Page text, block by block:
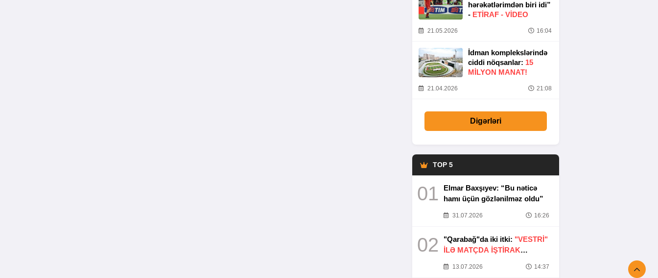
hərəkətlərimdən biri idi”
- ETIRAF - VİDEO
21.05.2026 16:04
İdman komplekslərində
ciddi nöqsanlar: 15
MILYON MANAT!
21.04.2026 21:08
Digərləri
TOP 5
01
Elmar Baxşıyev: “Bu nəticə
hamı üçün gözlənilməz oldu”
31.07.2026 16:26
02 "Qarabağ"da iki itki: "VESTRİ"
İLƏ MATÇDA İŞTİRAK
13.07.2026 14:37